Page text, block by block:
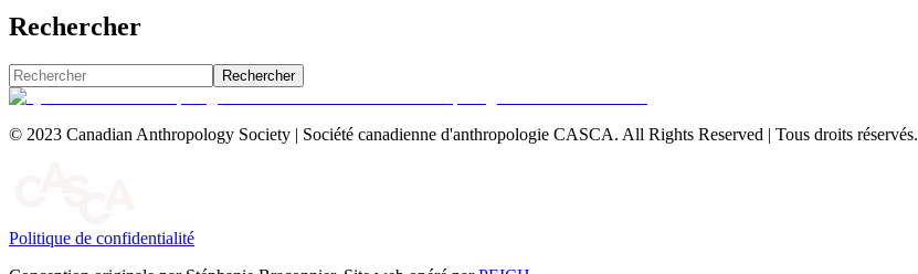
Rechercher
Rechercher
© 2023 Canadian Anthropology Society | Société canadienne d'anthropologie CASCA. All Rights Reserved | Tous droits réservés.
Politique de confidentialité